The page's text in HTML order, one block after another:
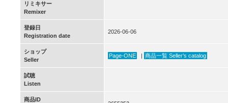
リミキサー
Remixer
登録日
Registration date
2026-06-06
ショップ
Seller
Page-ONE | 商品一覧 Seller’s catalog
試聴
Listen
商品ID